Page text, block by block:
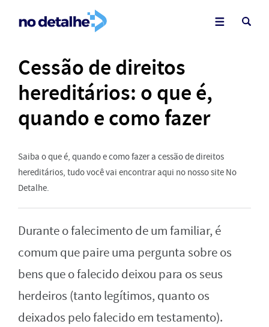
Cessão de direitos
hereditários: o que é,
quando e como fazer
Saiba o que é, quando e como fazer a cessão de direitos
hereditários, tudo você vai encontrar aqui no nosso site No
Detalhe.
Durante o falecimento de um familiar, é
comum que paire uma pergunta sobre os
bens que o falecido deixou para os seus
herdeiros (tanto legítimos, quanto os
deixados pelo falecido em testamento).